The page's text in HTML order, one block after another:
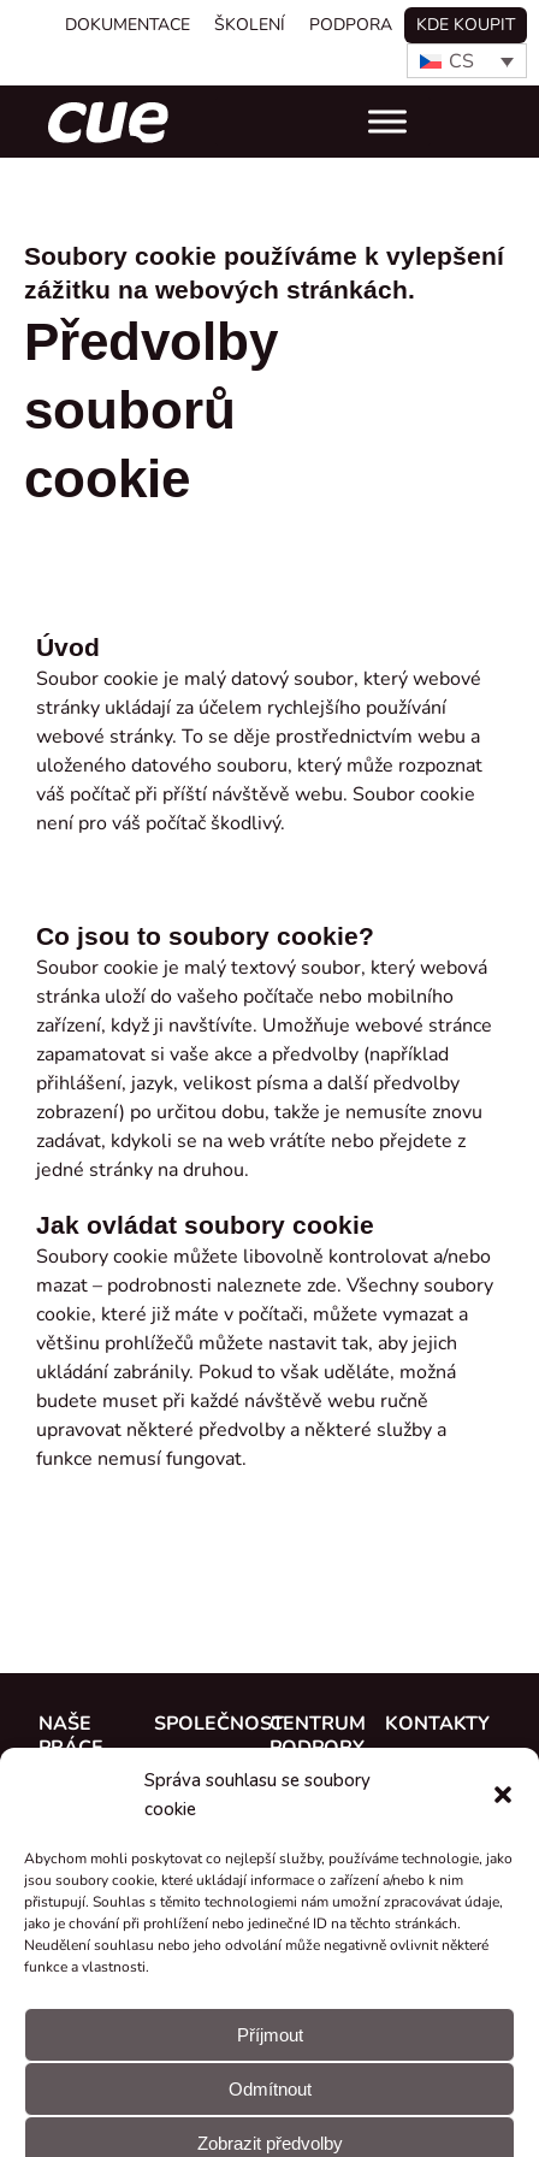
Správa souhlasu se soubory
cookie
Abychom mohli poskytovat co nejlepší služby, používáme technologie, jako
jsou soubory cookie, které ukládají informace o zařízení a/nebo k nim
přistupují. Souhlas s těmito technologiemi nám umožní zpracovávat údaje,
jako je chování při prohlížení nebo jedinečné ID na těchto stránkách.
Neudělení souhlasu nebo jeho odvolání může negativně ovlivnit některé
funkce a vlastnosti.
Příjmout
Odmítnout
Zobrazit předvolby
DOKUMENTACE ŠKOLENÍ PODPORA KDE KOUPIT
CS
Soubory cookie používáme k vylepšení
zážitku na webových stránkách.
Předvolby
souborů
cookie
Úvod
Soubor cookie je malý datový soubor, který webové
stránky ukládají za účelem rychlejšího používání
webové stránky. To se děje prostřednictvím webu a
uloženého datového souboru, který může rozpoznat
váš počítač při příští návštěvě webu. Soubor cookie
není pro váš počítač škodlivý.
Co jsou to soubory cookie?
Soubor cookie je malý textový soubor, který webová
stránka uloží do vašeho počítače nebo mobilního
zařízení, když ji navštívíte. Umožňuje webové stránce
zapamatovat si vaše akce a předvolby (například
přihlášení, jazyk, velikost písma a další předvolby
zobrazení) po určitou dobu, takže je nemusíte znovu
zadávat, kdykoli se na web vrátíte nebo přejdete z
jedné stránky na druhou.
Jak ovládat soubory cookie
Soubory cookie můžete libovolně kontrolovat a/nebo
mazat – podrobnosti naleznete zde. Všechny soubory
cookie, které již máte v počítači, můžete vymazat a
většinu prohlížečů můžete nastavit tak, aby jejich
ukládání zabránily. Pokud to však uděláte, možná
budete muset při každé návštěvě webu ručně
upravovat některé předvolby a některé služby a
funkce nemusí fungovat.
NAŠE
PRÁCE
Reference
Co je nového
SPOLEČNOST
Seznamte se
Kariéra
Certifikáty a
prohlášení
a recyklace
Granty a
CENTRUM
PODPORY
Dokumentace
Podpora
KONTAKTY
© CUE, a.s.
Všechna práva
Předvolby Prohlášení